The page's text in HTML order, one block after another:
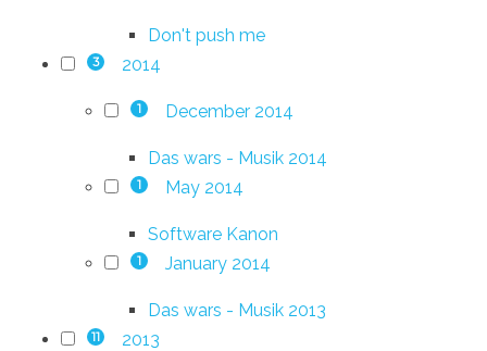
Don't push me
3 2014
1 December 2014
Das wars - Musik 2014
1 May 2014
Software Kanon
1 January 2014
Das wars - Musik 2013
11 2013